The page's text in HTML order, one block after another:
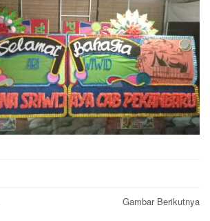
Gambar Berikutnya